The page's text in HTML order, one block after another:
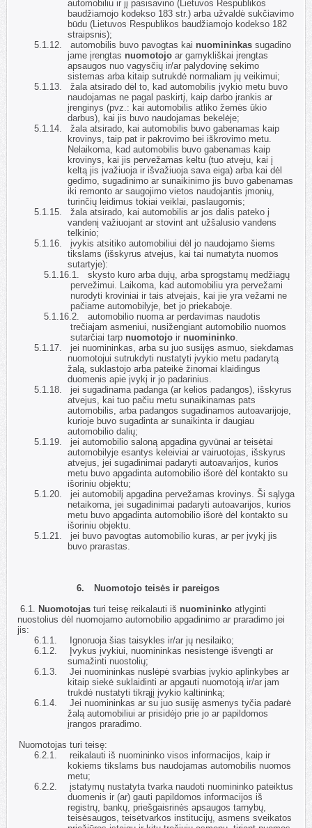
automobiliu ir jį pasisavino (Lietuvos Respublikos
baudžiamojo kodekso 183 str.) arba užvaldė sukčiavimo
būdu (Lietuvos Respublikos baudžiamojo kodekso 182
straipsnis);
5.1.12.
automobilis buvo pavogtas kai nuomininkas sugadino
jame įrengtas nuomotojo ar gamykliškai įrengtas
apsaugos nuo vagysčių ir/ar palydovinę sekimo
sistemas arba kitaip sutrukdė normaliam jų veikimui;
5.1.13.
žala atsirado dėl to, kad automobilis įvykio metu buvo
naudojamas ne pagal paskirtį, kaip darbo įrankis ar
įrenginys (pvz.: kai automobilis atliko žemės ūkio
darbus), kai jis buvo naudojamas bekelėje;
5.1.14.
žala atsirado, kai automobilis buvo gabenamas kaip
krovinys, taip pat ir pakrovimo bei iškrovimo metu.
Nelaikoma, kad automobilis buvo gabenamas kaip
krovinys, kai jis pervežamas keltu (tuo atveju, kai į
keltą jis įvažiuoja ir išvažiuoja sava eiga) arba kai dėl
gedimo, sugadinimo ar sunaikinimo jis buvo gabenamas
iki remonto ar saugojimo vietos naudojantis įmonių,
turinčių leidimus tokiai veiklai, paslaugomis;
5.1.15.
žala atsirado, kai automobilis ar jos dalis pateko į
vandenį važiuojant ar stovint ant užšalusio vandens
telkinio;
5.1.16.
įvykis atsitiko automobiliui dėl jo naudojamo šiems
tikslams (išskyrus atvejus, kai tai numatyta nuomos
sutartyje):
5.1.16.1.
skysto kuro arba dujų, arba sprogstamų medžiagų
pervežimui. Laikoma, kad automobiliu yra pervežami
nurodyti kroviniai ir tais atvejais, kai jie yra vežami ne
pačiame automobilyje, bet jo priekaboje.
5.1.16.2.
automobilio nuoma ar perdavimas naudotis
trečiajam asmeniui, nusižengiant automobilio nuomos
sutarčiai tarp nuomotojoir nuomininko.
5.1.17.
jei nuomininkas, arba su juo susijęs asmuo, siekdamas
nuomotojui sutrukdyti nustatyti įvykio metu padarytą
žalą, suklastojo arba pateikė žinomai klaidingus
duomenis apie įvykį ir jo padarinius.
5.1.18.
jei sugadinama padanga (ar kelios padangos), išskyrus
atvejus, kai tuo pačiu metu sunaikinamas pats
automobilis, arba padangos sugadinamos autoavarijoje,
kurioje buvo sugadinta ar sunaikinta ir daugiau
automobilio dalių;
5.1.19.
jei automobilio saloną apgadina gyvūnai ar teisėtai
automobilyje esantys keleiviai ar vairuotojas, išskyrus
atvejus, jei sugadinimai padaryti autoavarijos, kurios
metu buvo apgadinta automobilio išorė dėl kontakto su
išoriniu objektu;
5.1.20.
jei automobilį apgadina pervežamas krovinys. Ši sąlyga
netaikoma, jei sugadinimai padaryti autoavarijos, kurios
metu buvo apgadinta automobilio išorė dėl kontakto su
išoriniu objektu.
5.1.21.
jei buvo pavogtas automobilio kuras, ar per įvykį jis
buvo prarastas.
6.
Nuomotojo teisės ir pareigos
6.1. Nuomotojas turi teisę reikalauti iš nuomininko atlyginti
nuostolius dėl nuomojamo automobilio apgadinimo ar praradimo jei
jis:
6.1.1.
Ignoruoja šias taisykles ir/ar jų nesilaiko;
6.1.2.
Įvykus įvykiui, nuomininkas nesistengė išvengti ar
sumažinti nuostolių;
6.1.3.
Jei nuomininkas nuslėpė svarbias įvykio aplinkybes ar
kitaip siekė suklaidinti ar apgauti nuomotoją ir/ar jam
trukdė nustatyti tikrąjį įvykio kaltininką;
6.1.4.
Jei nuomininkas ar su juo susiję asmenys tyčia padarė
žalą automobiliui ar prisidėjo prie jo ar papildomos
įrangos praradimo.
Nuomotojas turi teisę:
6.2.1.
reikalauti iš nuomininko visos informacijos, kaip ir
kokiems tikslams bus naudojamas automobilis nuomos
metu;
6.2.2.
įstatymų nustatyta tvarka naudoti nuomininko pateiktus
duomenis ir (ar) gauti papildomos informacijos iš
registrų, bankų, priešgaisrinės apsaugos tarnybų,
teisėsaugos, teisėtvarkos institucijų, asmens sveikatos